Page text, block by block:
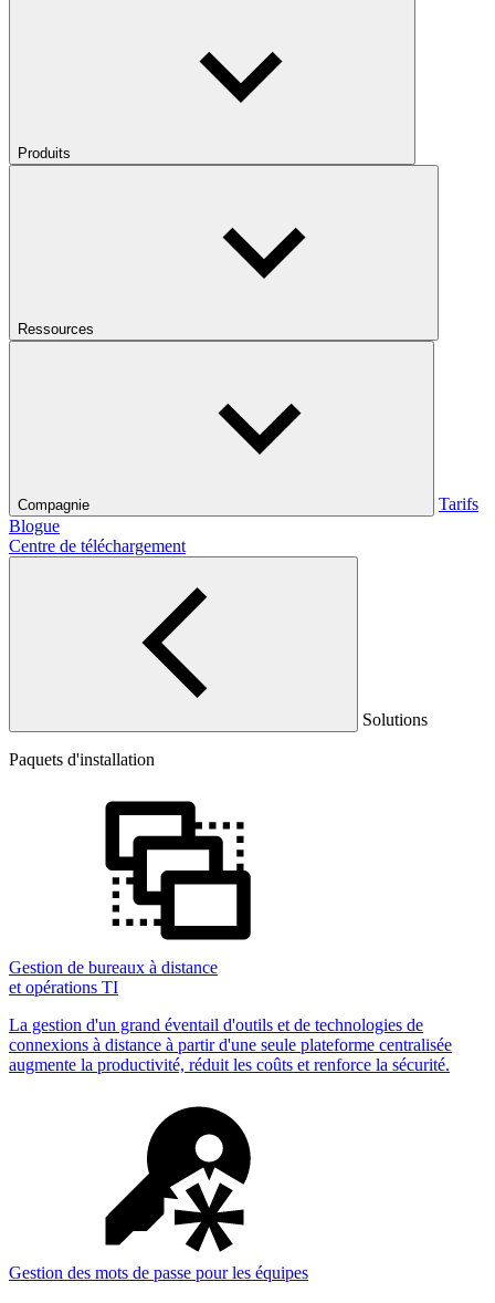
Produits
Ressources
Compagnie
Tarifs
Blogue
Centre de téléchargement
Solutions
Paquets d'installation
Gestion de bureaux à distance
et opérations TI
La gestion d'un grand éventail d'outils et de technologies de
connexions à distance à partir d'une seule plateforme centralisée
augmente la productivité, réduit les coûts et renforce la sécurité.
Gestion des mots de passe pour les équipes